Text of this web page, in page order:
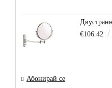
€106.42
Абонирай се